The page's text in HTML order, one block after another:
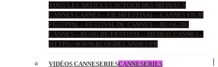
TOUS LES ARTICLES AUTOUR DES MÉDIAS À
CANNES CANNES – FILMFESTIVAL – CANNES FILM
FESTIVAL – FESTIVAL DE CANNES – BLOG DE
CANNES – BLOG DU FESTIVAL – MEDIAS CANNES –
HTTPS://WWW.BLOGDECANNES.FR
VIDÉOS CANNESERIESCANNESERIES